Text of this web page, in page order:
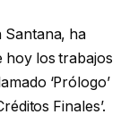
Santana, ha
hoy los trabajos
‘Prólogo’
Finales’.